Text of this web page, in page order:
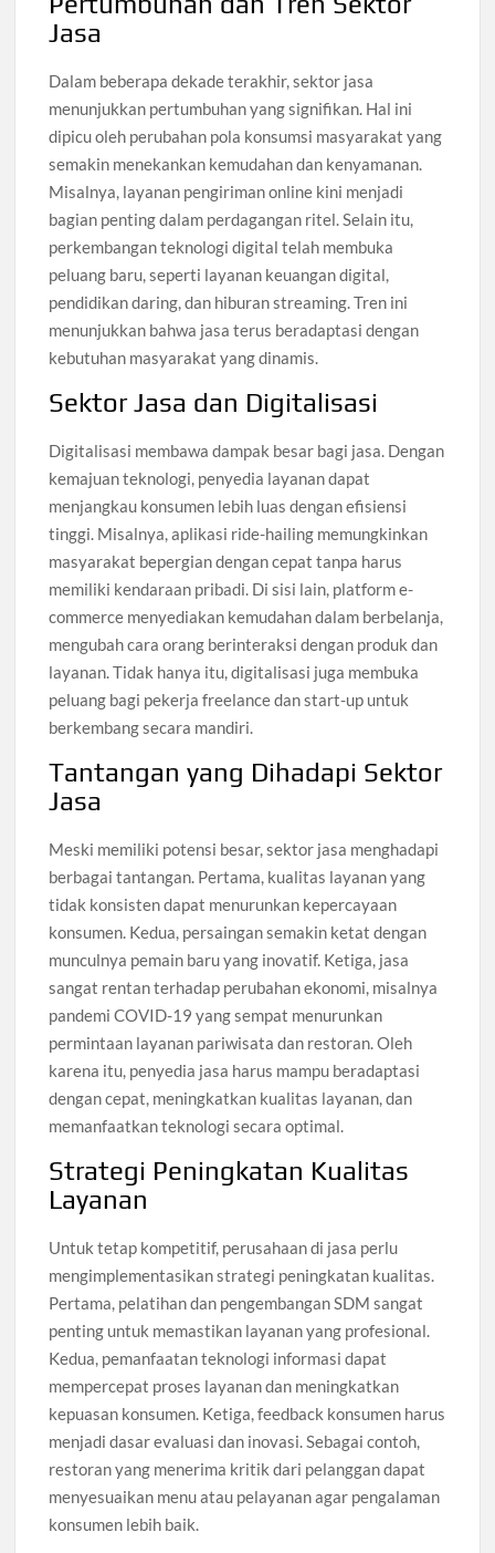
Jasa
Dalam beberapa dekade terakhir, sektor jasa
menunjukkan pertumbuhan yang signifikan. Hal ini
dipicu oleh perubahan pola konsumsi masyarakat yang
semakin menekankan kemudahan dan kenyamanan.
Misalnya, layanan pengiriman online kini menjadi
bagian penting dalam perdagangan ritel. Selain itu,
perkembangan teknologi digital telah membuka
peluang baru, seperti layanan keuangan digital,
pendidikan daring, dan hiburan streaming. Tren ini
menunjukkan bahwa jasa terus beradaptasi dengan
kebutuhan masyarakat yang dinamis.
Sektor Jasa dan Digitalisasi
Digitalisasi membawa dampak besar bagi jasa. Dengan
kemajuan teknologi, penyedia layanan dapat
menjangkau konsumen lebih luas dengan efisiensi
tinggi. Misalnya, aplikasi ride-hailing memungkinkan
masyarakat bepergian dengan cepat tanpa harus
memiliki kendaraan pribadi. Di sisi lain, platform e-
commerce menyediakan kemudahan dalam berbelanja,
mengubah cara orang berinteraksi dengan produk dan
layanan. Tidak hanya itu, digitalisasi juga membuka
peluang bagi pekerja freelance dan start-up untuk
berkembang secara mandiri.
Tantangan yang Dihadapi Sektor
Jasa
Meski memiliki potensi besar, sektor jasa menghadapi
berbagai tantangan. Pertama, kualitas layanan yang
tidak konsisten dapat menurunkan kepercayaan
konsumen. Kedua, persaingan semakin ketat dengan
munculnya pemain baru yang inovatif. Ketiga, jasa
sangat rentan terhadap perubahan ekonomi, misalnya
pandemi COVID-19 yang sempat menurunkan
permintaan layanan pariwisata dan restoran. Oleh
karena itu, penyedia jasa harus mampu beradaptasi
dengan cepat, meningkatkan kualitas layanan, dan
memanfaatkan teknologi secara optimal.
Strategi Peningkatan Kualitas
Layanan
Untuk tetap kompetitif, perusahaan di jasa perlu
mengimplementasikan strategi peningkatan kualitas.
Pertama, pelatihan dan pengembangan SDM sangat
penting untuk memastikan layanan yang profesional.
Kedua, pemanfaatan teknologi informasi dapat
mempercepat proses layanan dan meningkatkan
kepuasan konsumen. Ketiga, feedback konsumen harus
menjadi dasar evaluasi dan inovasi. Sebagai contoh,
restoran yang menerima kritik dari pelanggan dapat
menyesuaikan menu atau pelayanan agar pengalaman
konsumen lebih baik.